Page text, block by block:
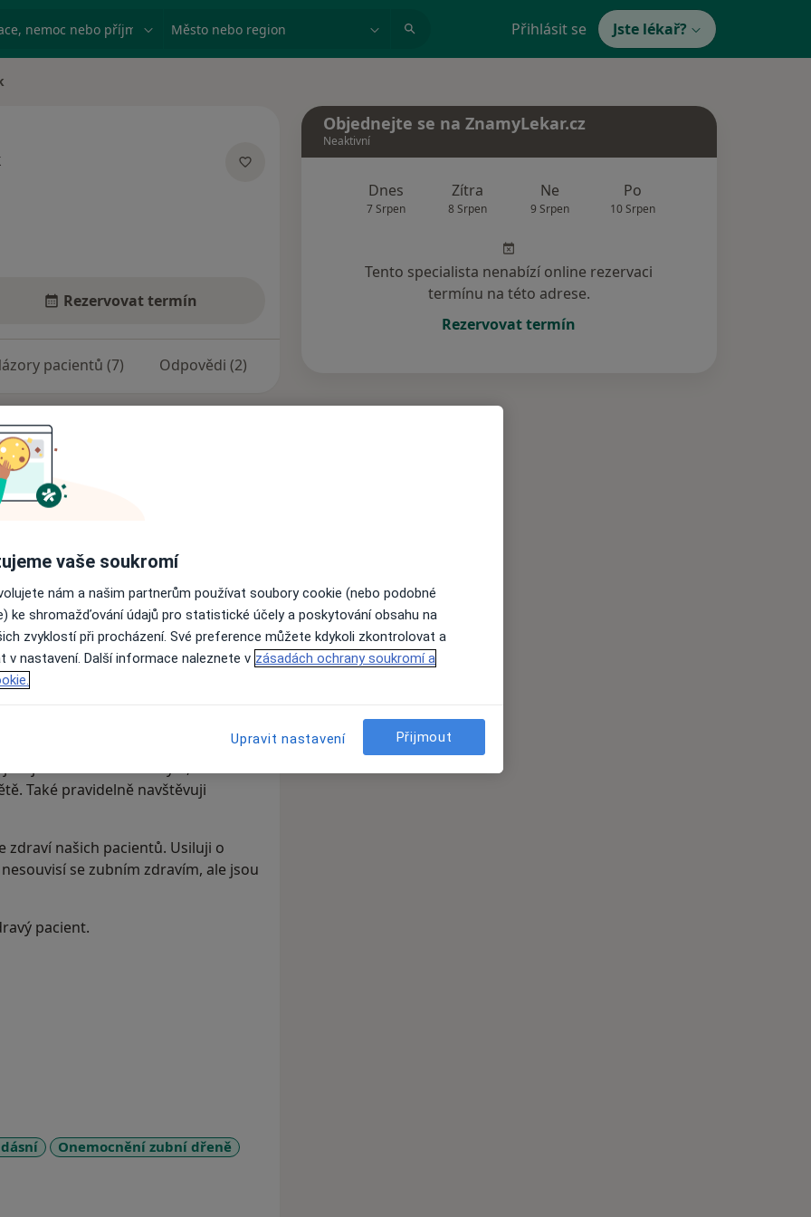
nemoc nebo příjmení Město nebo region Přihlásit se Jste lékař?
Rezervovat termín
pacientů (7) Odpovědi (2)
na Masarykově univerzitě,
vzdělávání jsem obdržel
komory. Pravidelně se
absolvuji řadu školení, jak v Česku,
Jsem členem České a
ITI – International Team for
výkonů, přičemž se
(ať už fixní, nebo snímatelnou).
jejich potřebám a tyto poznatky
a porozuměním se snažím
lékaře a vždy klientovi vysvětluji,
plavání a silovému cvičení.
nové chutě v kuchyni, tuto
Také pravidelně navštěvuji
zdraví našich pacientů. Usiluji o
se zubním zdravím, ale jsou
pacient.
Onemocnění zubní dřeně
Objednejte se na ZnamyLekar.cz
Neaktivní
Dnes
7 Srpen
Zítra
8 Srpen
Ne
9 Srpen
Po
10 Srpen
Tento specialista nenabízí online rezervaci
termínu na této adrese.
Rezervovat termín
vaše soukromí
nám a našim partnerům používat soubory cookie (nebo podobné
ke shromažďování údajů pro statistické účely a poskytování obsahu na
zvyklostí při procházení. Své preference můžete kdykoli zkontrolovat a
v nastavení. Další informace naleznete v zásadách ochrany soukromí a
Upravit nastavení Přijmout